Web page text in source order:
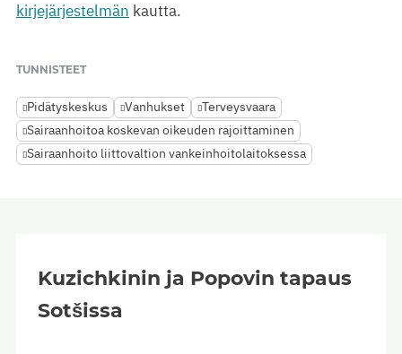
kirjejärjestelmän kautta.
TUNNISTEET
Pidätyskeskus Vanhukset
Terveysvaara
Sairaanhoitoa koskevan oikeuden rajoittaminen
Sairaanhoito liittovaltion vankeinhoitolaitoksessa
Kuzichkinin ja Popovin tapaus
Sotšissa